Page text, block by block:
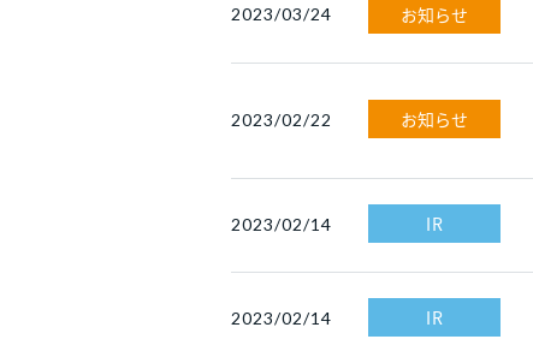
2023/03/24 お知らせ
2023/02/22 お知らせ
2023/02/14 IR
2023/02/14 IR